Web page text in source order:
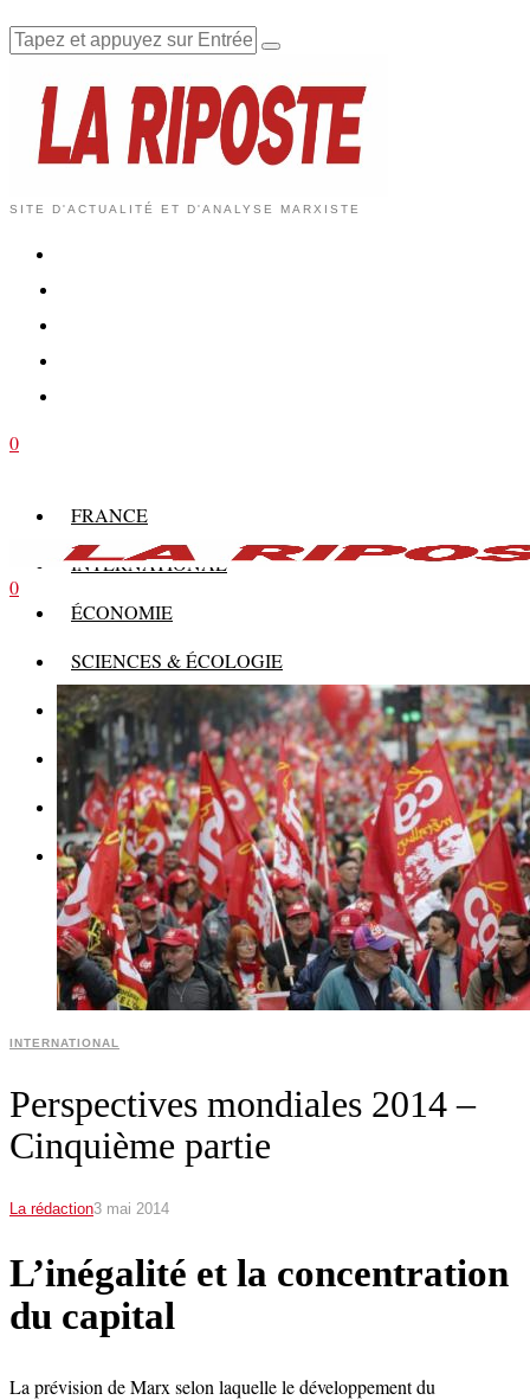
SITE D'ACTUALITÉ ET D'ANALYSE MARXISTE
0
FRANCE
INTERNATIONAL
ÉCONOMIE
SCIENCES & ÉCOLOGIE
HISTOIRE
THÉORIE
CULTURE
MULTIMÉDIAS
0
INTERNATIONAL
Perspectives mondiales 2014 –
Cinquième partie
La rédaction3 mai 2014
L’inégalité et la concentration
du capital
La prévision de Marx selon laquelle le développement du